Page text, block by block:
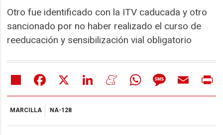
Otro fue identificado con la ITV caducada y otro
sancionado por no haber realizado el curso de
reeducación y sensibilización vial obligatorio
Share Facebook LinkedIn MeneameWhatsAppMessageEmail
MARCILLA NA-128